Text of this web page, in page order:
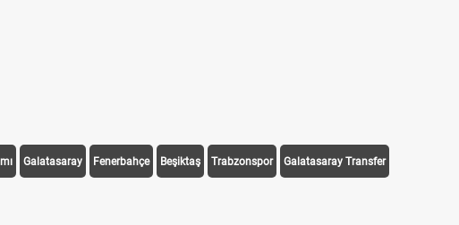
Galatasaray Fenerbahçe Beşiktaş Trabzonspor Galatasaray Transfer